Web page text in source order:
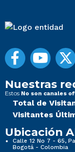
Nuestras
Estos No son canales
Total de
Visitantes
Ubicación
Calle 12 No 7 - 65,
Bogotá - Colombia